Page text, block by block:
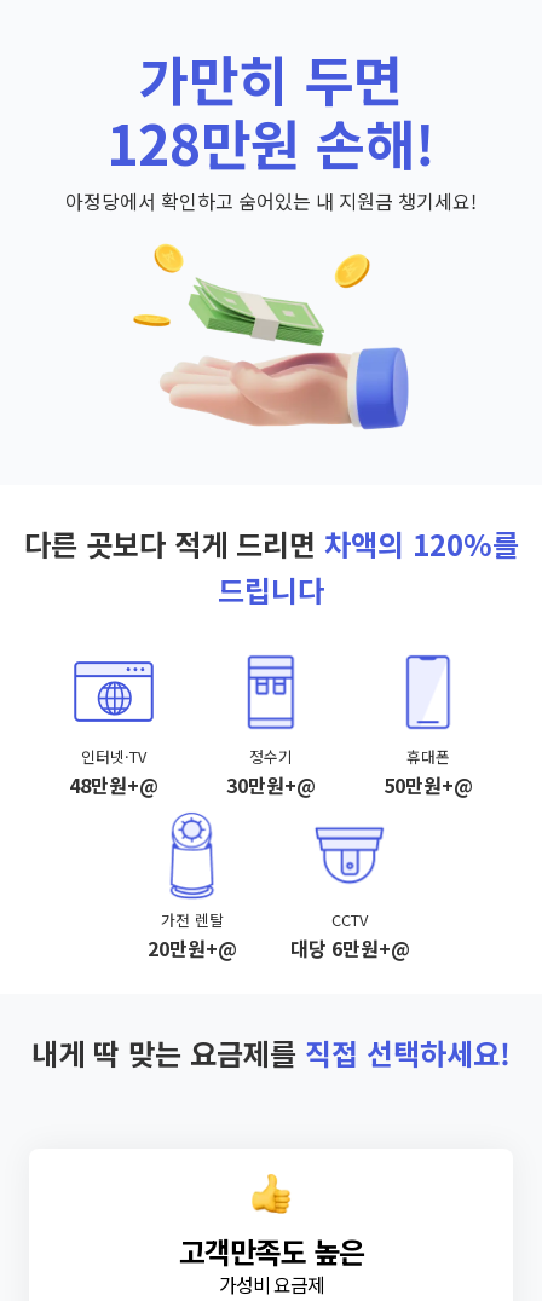
가만히 두면
128만원 손해!
아정당에서 확인하고 숨어있는 내 지원금 챙기세요!
다른 곳보다 적게 드리면 차액의 120%를
드립니다
인터넷·TV
48만원+@
정수기
30만원+@
휴대폰
50만원+@
가전 렌탈
20만원+@
CCTV
대당 6만원+@
내게 딱 맞는 요금제를 직접 선택하세요!
고객만족도 높은
가성비 요금제